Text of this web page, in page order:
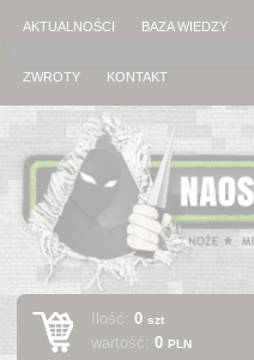
AKTUALNOŚCI BAZA WIEDZY
ZWROTY KONTAKT
Ilość:0szt
wartość:0PLN